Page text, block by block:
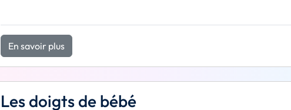
En savoir plus
Les doigts de bébé